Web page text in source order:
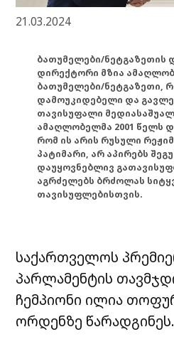
21.03.2024
ბათუმელები/ნეტგაზეთის
დირექტორი მზია
ბათუმელები/ნეტგაზეთი,
დამოუკიდებელი და
თავისუფალი
ამაღლობელმა 2001 წელს
რომ ის არის რუსული
პატიმარი, არ აპირებს
დაუყოვნებლივ
აგრძელებს ბრძოლას
თავისუფლებისთვის.
საქართველოს
პარლამენტის
ჩემპიონი ილია
ორდენზე წარადგინეს.